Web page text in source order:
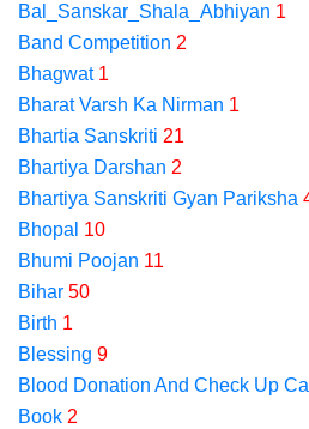
Bal_Sanskar_Shala_Abhiyan 1
Band Competition 2
Bhagwat 1
Bharat Varsh Ka Nirman 1
Bhartia Sanskriti 21
Bhartiya Darshan 2
Bhartiya Sanskriti Gyan Pariksha
Bhopal 10
Bhumi Poojan 11
Bihar 50
Birth 1
Blessing 9
Blood Donation And Check Up
Book 2